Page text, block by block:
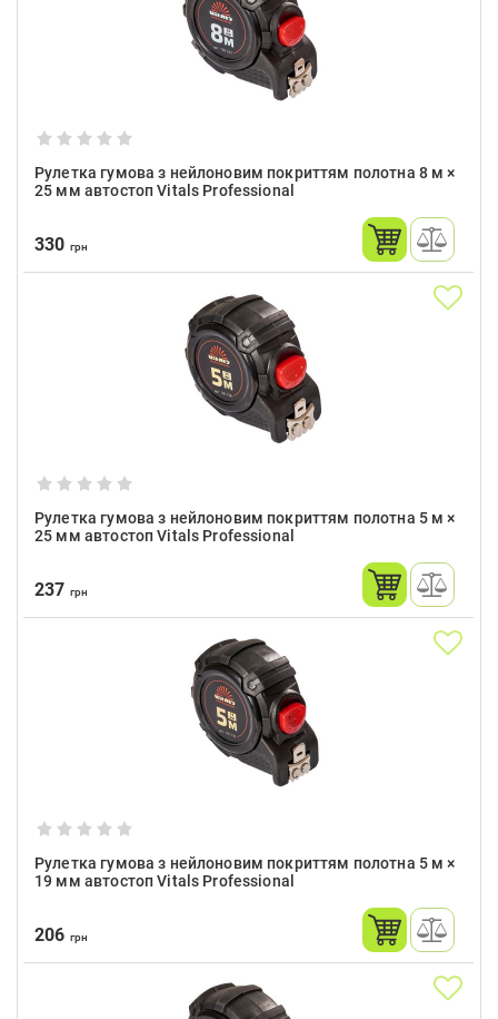
Рулетка гумова з нейлоновим покриттям полотна 8 м ×
25 мм автостоп Vitals Professional
330 грн
Рулетка гумова з нейлоновим покриттям полотна 5 м ×
25 мм автостоп Vitals Professional
237 грн
Рулетка гумова з нейлоновим покриттям полотна 5 м ×
19 мм автостоп Vitals Professional
206 грн